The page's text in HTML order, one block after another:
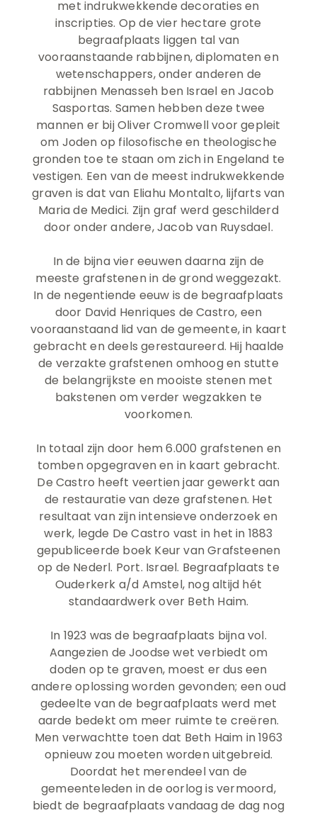
met indrukwekkende decoraties en
inscripties. Op de vier hectare grote
begraafplaats liggen tal van
vooraanstaande rabbijnen, diplomaten en
wetenschappers, onder anderen de
rabbijnen Menasseh ben Israel en Jacob
Sasportas. Samen hebben deze twee
mannen er bij Oliver Cromwell voor gepleit
om Joden op filosofische en theologische
gronden toe te staan om zich in Engeland te
vestigen. Een van de meest indrukwekkende
graven is dat van Eliahu Montalto, lijfarts van
Maria de Medici. Zijn graf werd geschilderd
door onder andere, Jacob van Ruysdael.
In de bijna vier eeuwen daarna zijn de
meeste grafstenen in de grond weggezakt.
In de negentiende eeuw is de begraafplaats
door David Henriques de Castro, een
vooraanstaand lid van de gemeente, in kaart
gebracht en deels gerestaureerd. Hij haalde
de verzakte grafstenen omhoog en stutte
de belangrijkste en mooiste stenen met
bakstenen om verder wegzakken te
voorkomen.
In totaal zijn door hem 6.000 grafstenen en
tomben opgegraven en in kaart gebracht.
De Castro heeft veertien jaar gewerkt aan
de restauratie van deze grafstenen. Het
resultaat van zijn intensieve onderzoek en
werk, legde De Castro vast in het in 1883
gepubliceerde boek Keur van Grafsteenen
op de Nederl. Port. Israel. Begraafplaats te
Ouderkerk a/d Amstel, nog altijd hét
standaardwerk over Beth Haim.
In 1923 was de begraafplaats bijna vol.
Aangezien de Joodse wet verbiedt om
doden op te graven, moest er dus een
andere oplossing worden gevonden; een oud
gedeelte van de begraafplaats werd met
aarde bedekt om meer ruimte te creëren.
Men verwachtte toen dat Beth Haim in 1963
opnieuw zou moeten worden uitgebreid.
Doordat het merendeel van de
gemeenteleden in de oorlog is vermoord,
biedt de begraafplaats vandaag de dag nog